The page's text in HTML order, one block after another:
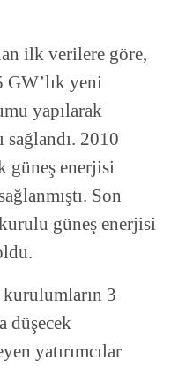
ilk verilere göre,
GW’lık yeni
yapılarak
sağlandı. 2010
güneş enerjisi
Son
güneş enerjisi
3
düşecek
yatırımcılar